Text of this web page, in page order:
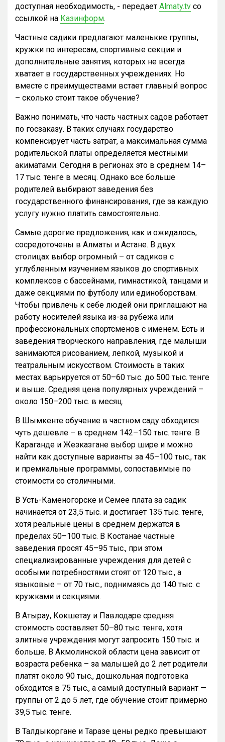
доступная необходимость, - передает Almaty.tv со
ссылкой на Казинформ.
Частные садики предлагают маленькие группы,
кружки по интересам, спортивные секции и
дополнительные занятия, которых не всегда
хватает в государственных учреждениях. Но
вместе с преимуществами встает главный вопрос
– сколько стоит такое обучение?
Важно понимать, что часть частных садов работает
по госзаказу. В таких случаях государство
компенсирует часть затрат, а максимальная сумма
родительской платы определяется местными
акиматами. Сегодня в регионах это в среднем 14–
17 тыс. тенге в месяц. Однако все больше
родителей выбирают заведения без
государственного финансирования, где за каждую
услугу нужно платить самостоятельно.
Самые дорогие предложения, как и ожидалось,
сосредоточены в Алматы и Астане. В двух
столицах выбор огромный – от садиков с
углубленным изучением языков до спортивных
комплексов с бассейнами, гимнастикой, танцами и
даже секциями по футболу или единоборствам.
Чтобы привлечь к себе людей они приглашают на
работу носителей языка из-за рубежа или
профессиональных спортсменов с именем. Есть и
заведения творческого направления, где малыши
занимаются рисованием, лепкой, музыкой и
театральным искусством. Стоимость в таких
местах варьируется от 50–60 тыс. до 500 тыс. тенге
и выше. Средняя цена популярных учреждений –
около 150–200 тыс. в месяц.
В Шымкенте обучение в частном саду обходится
чуть дешевле – в среднем 142–150 тыс. тенге. В
Караганде и Жезказгане выбор шире и можно
найти как доступные варианты за 45–100 тыс., так
и премиальные программы, сопоставимые по
стоимости со столичными.
В Усть-Каменогорске и Семее плата за садик
начинается от 23,5 тыс. и достигает 135 тыс. тенге,
хотя реальные цены в среднем держатся в
пределах 50–100 тыс. В Костанае частные
заведения просят 45–95 тыс., при этом
специализированные учреждения для детей с
особыми потребностями стоят от 120 тыс., а
языковые – от 70 тыс., поднимаясь до 140 тыс. с
кружками и секциями.
В Атырау, Кокшетау и Павлодаре средняя
стоимость составляет 50–80 тыс. тенге, хотя
элитные учреждения могут запросить 150 тыс. и
больше. В Акмолинской области цена зависит от
возраста ребенка – за малышей до 2 лет родители
платят около 90 тыс., дошкольная подготовка
обходится в 75 тыс., а самый доступный вариант —
группы от 2 до 5 лет, где обучение стоит примерно
39,5 тыс. тенге.
В Талдыкоргане и Таразе цены редко превышают